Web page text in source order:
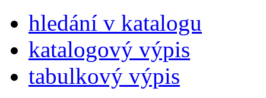
hledání v katalogu
katalogový výpis
tabulkový výpis